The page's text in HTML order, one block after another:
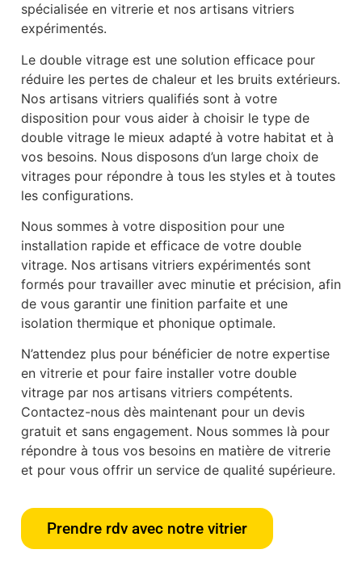
spécialisée en vitrerie et nos artisans vitriers
expérimentés.
Le double vitrage est une solution efficace pour
réduire les pertes de chaleur et les bruits extérieurs.
Nos artisans vitriers qualifiés sont à votre
disposition pour vous aider à choisir le type de
double vitrage le mieux adapté à votre habitat et à
vos besoins. Nous disposons d’un large choix de
vitrages pour répondre à tous les styles et à toutes
les configurations.
Nous sommes à votre disposition pour une
installation rapide et efficace de votre double
vitrage. Nos artisans vitriers expérimentés sont
formés pour travailler avec minutie et précision, afin
de vous garantir une finition parfaite et une
isolation thermique et phonique optimale.
N’attendez plus pour bénéficier de notre expertise
en vitrerie et pour faire installer votre double
vitrage par nos artisans vitriers compétents.
Contactez-nous dès maintenant pour un devis
gratuit et sans engagement. Nous sommes là pour
répondre à tous vos besoins en matière de vitrerie
et pour vous offrir un service de qualité supérieure.
Prendre rdv avec notre vitrier